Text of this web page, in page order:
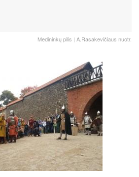
Medininkų pilis | A.Rasakevičiaus nuotr.